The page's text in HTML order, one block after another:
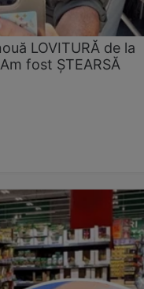
LOVITURĂ de la
fost ȘTEARSĂ